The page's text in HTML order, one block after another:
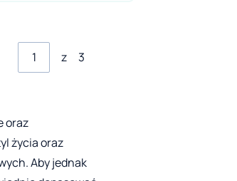
z 3
oraz
życia oraz
Aby jednak